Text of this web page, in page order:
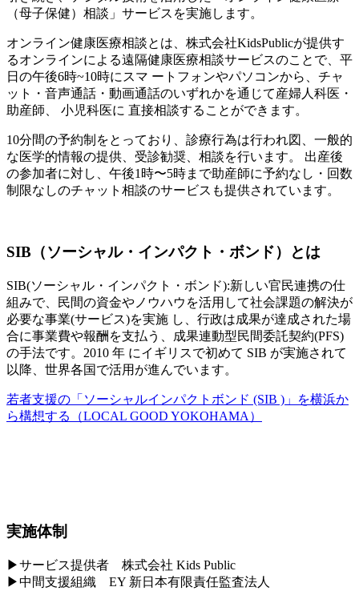
（母子保健）相談」サービスを実施します。
オンライン健康医療相談とは、株式会社KidsPublicが提供す
るオンラインによる遠隔健康医療相談サービスのことで、平
日の午後6時~10時にスマ ートフォンやパソコンから、チャ
ット・音声通話・動画通話のいずれかを通じて産婦人科医・
助産師、 小児科医に 直接相談することができます。
10分間の予約制をとっており、診療行為は行われ図、一般的
な医学的情報の提供、受診勧奨、相談を行います。 出産後
の参加者に対し、午後1時〜5時まで助産師に予約なし・回数
制限なしのチャット相談のサービスも提供されています。
SIB（ソーシャル・インパクト・ボンド）とは
SIB(ソーシャル・インパクト・ボンド):新しい官民連携の仕
組みで、民間の資金やノウハウを活用して社会課題の解決が
必要な事業(サービス)を実施 し、行政は成果が達成された場
合に事業費や報酬を支払う、成果連動型民間委託契約(PFS)
の手法です。2010 年 にイギリスで初めて SIB が実施されて
以降、世界各国で活用が進んでいます。
若者支援の「ソーシャルインパクトボンド (SIB )」を横浜か
ら構想する（LOCAL GOOD YOKOHAMA）
実施体制
▶サービス提供者 株式会社 Kids Public
▶中間支援組織 EY 新日本有限責任監査法人